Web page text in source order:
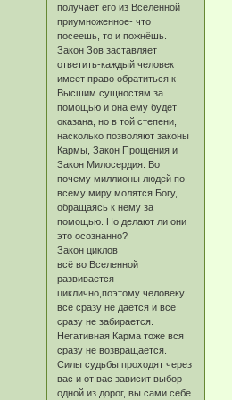
получает его из Вселенной
приумноженное- что
посеешь, то и пожнёшь.
Закон Зов заставляет
ответить-каждый человек
имеет право обратиться к
Высшим сущностям за
помощью и она ему будет
оказана, но в той степени,
насколько позволяют законы
Кармы, Закон Прощения и
Закон Милосердия. Вот
почему миллионы людей по
всему миру молятся Богу,
обращаясь к нему за
помощью. Но делают ли они
это осознанно?
Закон циклов
всё во Вселенной
развивается
циклично,поэтому человеку
всё сразу не даётся и всё
сразу не забирается.
Негативная Карма тоже вся
сразу не возвращается.
Силы судьбы проходят через
вас и от вас зависит выбор
одной из дорог, вы сами себе